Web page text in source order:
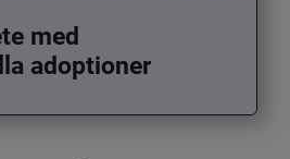
med
adoptioner